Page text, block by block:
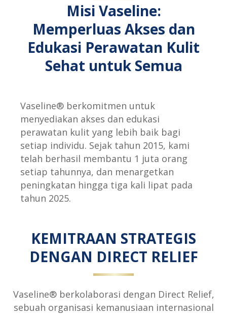
Misi Vaseline:
Memperluas Akses dan
Edukasi Perawatan Kulit
Sehat untuk Semua
Vaseline® berkomitmen untuk
menyediakan akses dan edukasi
perawatan kulit yang lebih baik bagi
setiap individu. Sejak tahun 2015, kami
telah berhasil membantu 1 juta orang
setiap tahunnya, dan menargetkan
peningkatan hingga tiga kali lipat pada
tahun 2025.
KEMITRAAN STRATEGIS
DENGAN DIRECT RELIEF
Vaseline® berkolaborasi dengan Direct Relief,
sebuah organisasi kemanusiaan internasional